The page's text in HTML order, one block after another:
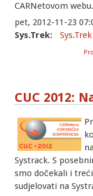
CARNetovom webu.
pet, 2012-11-23
Sys.Trek:
CUC 2012:
Systrack. S
smo dočekali i
sudjelovati na